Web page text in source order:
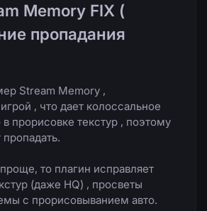
Memory FIX (
пропадания
Stream Memory ,
, что дает колоссальное
прорисовке текстур , поэтому
то плагин исправляет
(даже HQ) , просветы
с прорисовыванием авто.